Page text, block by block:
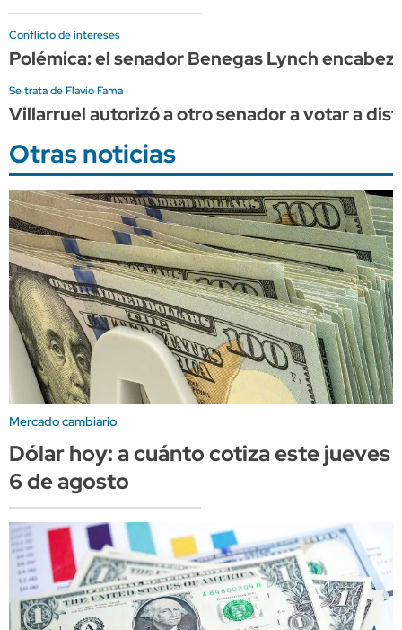
Conflicto de intereses
Polémica: el senador Benegas Lynch
Se trata de Flavio Fama
Villarruel autorizó a otro senador a votar a
Otras noticias
Mercado cambiario
Dólar hoy: a cuánto cotiza este jueves
6 de agosto